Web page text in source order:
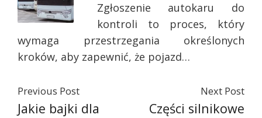
Zgłoszenie autokaru do
kontroli to proces, który
wymaga przestrzegania określonych
kroków, aby zapewnić, że pojazd…
Previous Post
Jakie bajki dla
Next Post
Części silnikowe